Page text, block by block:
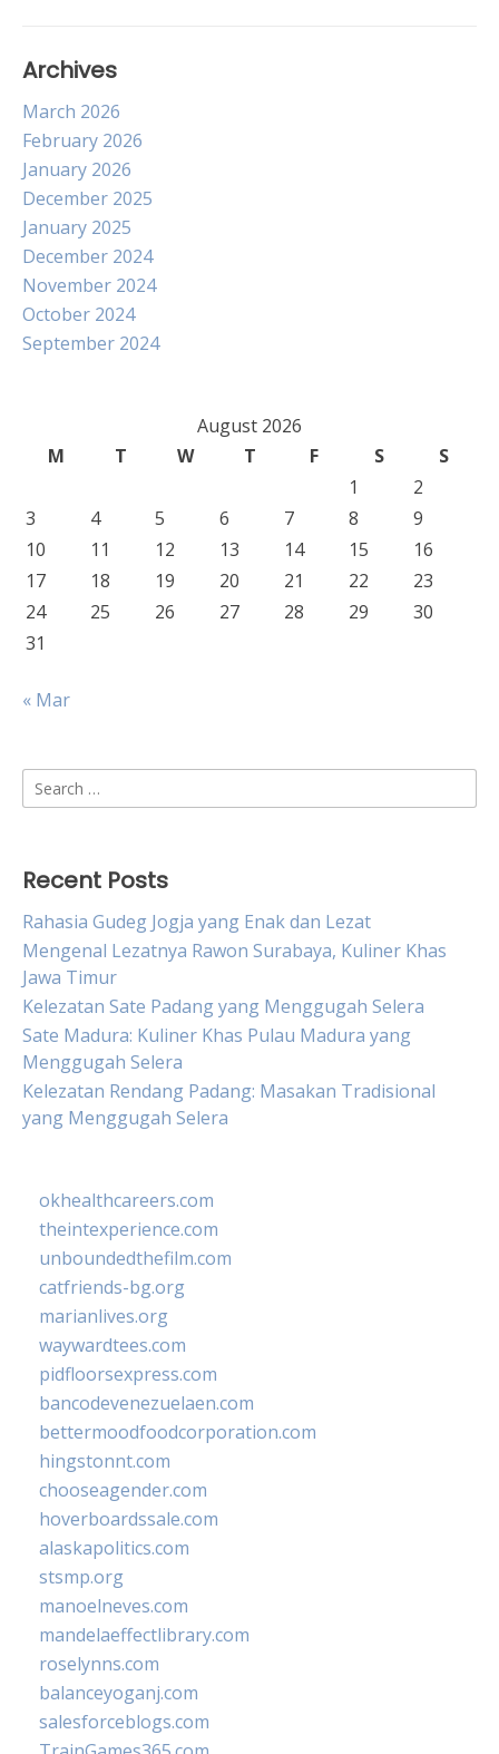
Archives
March 2026
February 2026
January 2026
December 2025
January 2025
December 2024
November 2024
October 2024
September 2024
August 2026
M
T W T F S
S
1
2
3
4 5 6 7 8
9
10
11 12 13 14 15
16
17
18 19 20 21 22
23
24
25 26 27 28 29
30
31
« Mar
Search
for:
Recent Posts
Rahasia Gudeg Jogja yang Enak dan Lezat
Mengenal Lezatnya Rawon Surabaya, Kuliner Khas
Jawa Timur
Kelezatan Sate Padang yang Menggugah Selera
Sate Madura: Kuliner Khas Pulau Madura yang
Menggugah Selera
Kelezatan Rendang Padang: Masakan Tradisional
yang Menggugah Selera
okhealthcareers.com
theintexperience.com
unboundedthefilm.com
catfriends-bg.org
marianlives.org
waywardtees.com
pidfloorsexpress.com
bancodevenezuelaen.com
bettermoodfoodcorporation.com
hingstonnt.com
chooseagender.com
hoverboardssale.com
alaskapolitics.com
stsmp.org
manoelneves.com
mandelaeffectlibrary.com
roselynns.com
balanceyoganj.com
salesforceblogs.com